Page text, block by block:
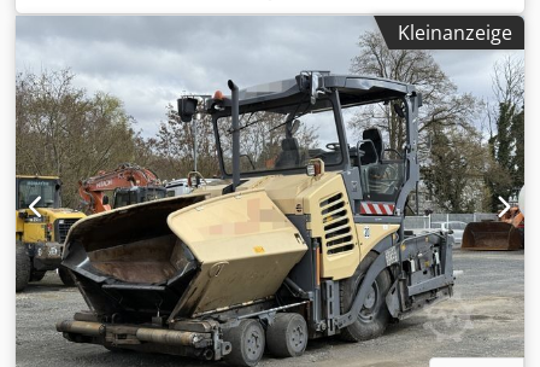
Bohle: 26AB / AB600-3 TP2 Verdichterbohle * Hydraulische
Einbaubreite: 6 m * Nivellierautomatik *
Zentralschmierung * Verbreiterungen: 2x 75 cm & 2x25 cm
* Gesamtarbeitsbreite: 8m
Kleinanzeige